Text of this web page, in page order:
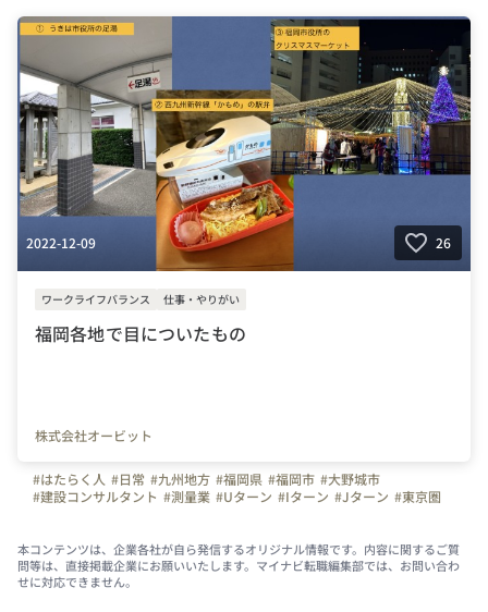
2022-12-09 26
ワークライフバランス 仕事・やりがい
福岡各地で目についたもの
株式会社オービット
#はたらく人 #日常 #九州地方 #福岡県 #福岡市 #大野城市
#建設コンサルタント #測量業 #Uターン #Iターン #Jターン #東京圏
本コンテンツは、企業各社が自ら発信するオリジナル情報です。内容に関するご質
問等は、直接掲載企業にお願いいたします。マイナビ転職編集部では、お問い合わ
せに対応できません。